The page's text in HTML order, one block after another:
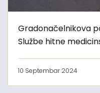
Gradonačelnikova
Službe hitne
10 Septembar 2024